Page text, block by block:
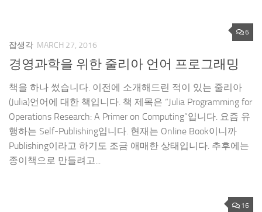
6
잡생각 MARCH 27, 2016
경영과학을 위한 줄리아 언어 프로그래밍
책을 하나 썼습니다. 이전에 소개해드린 적이 있는 줄리아
(Julia)언어에 대한 책입니다. 책 제목은 “Julia Programming for
Operations Research: A Primer on Computing”입니다. 요즘 유
행하는 Self-Publishing입니다. 현재는 Online Book이니까
Publishing이라고 하기도 조금 애매한 상태입니다. 추후에는
종이책으로 만들려고...
16